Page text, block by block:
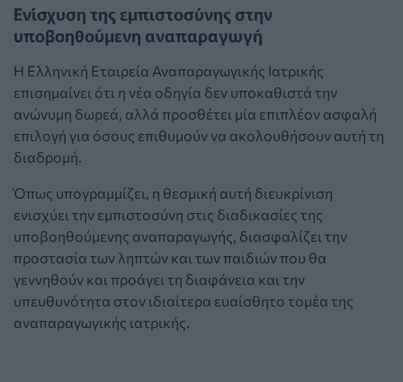
Ενίσχυση της εμπιστοσύνης στην
υποβοηθούμενη αναπαραγωγή
Η Ελληνική Εταιρεία Αναπαραγωγικής Ιατρικής
επισημαίνει ότι η νέα οδηγία δεν υποκαθιστά την
ανώνυμη δωρεά, αλλά προσθέτει μία επιπλέον ασφαλή
επιλογή για όσους επιθυμούν να ακολουθήσουν αυτή τη
διαδρομή.
Όπως υπογραμμίζει, η θεσμική αυτή διευκρίνιση
ενισχύει την εμπιστοσύνη στις διαδικασίες της
υποβοηθούμενης αναπαραγωγής, διασφαλίζει την
προστασία των ληπτών και των παιδιών που θα
γεννηθούν και προάγει τη διαφάνεια και την
υπευθυνότητα στον ιδιαίτερα ευαίσθητο τομέα της
αναπαραγωγικής ιατρικής.